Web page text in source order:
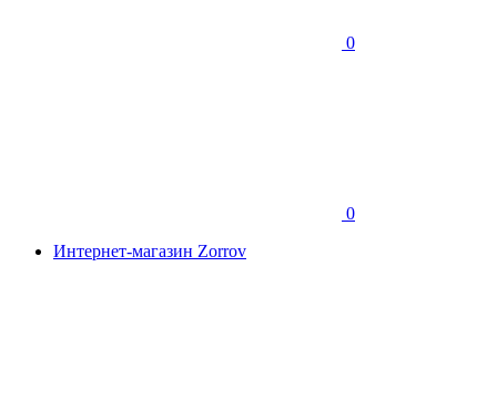
0
0
Интернет-магазин Zorrov